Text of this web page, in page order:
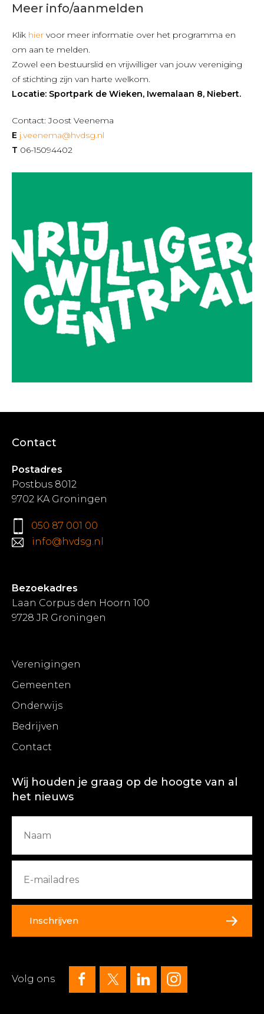
Meer info/aanmelden
Klik hier voor meer informatie over het programma en
om aan te melden.
Zowel een bestuurslid en vrijwilliger van jouw vereniging
of stichting zijn van harte welkom.
Locatie: Sportpark de Wieken, Iwemalaan 8, Niebert.
Contact: Joost Veenema
E j.veenema@hvdsg.nl
T 06-15094402
Contact
Postadres
Postbus 8012
9702 KA Groningen
050 87 001 00
info@hvdsg.nl
Bezoekadres
Laan Corpus den Hoorn 100
9728 JR Groningen
Verenigingen
Gemeenten
Onderwijs
Bedrijven
Contact
Wij houden je graag op de hoogte van al
het nieuws
Inschrijven
Volg ons